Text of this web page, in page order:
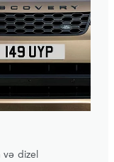
dizel